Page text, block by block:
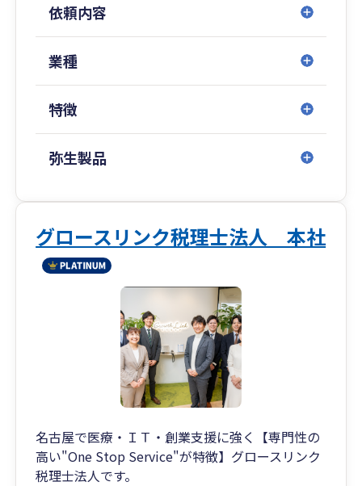
名古屋を拠点に東京・沖縄・四日市・大阪、そし
てタイ（バンコク）にも拠点を構え、全国のお客
様および海外進出企業様までサポートいたしま
依頼内容
業種
特徴
弥生製品
グロースリンク税理士法人 本社
名古屋で医療・ＩＴ・創業支援に強く【専門性の
高い"One Stop Service"が特徴】グロースリンク
税理士法人です。